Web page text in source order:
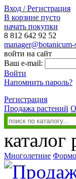
Вход / Регистрация
В корзине пусто
начать покупки
8 812 642 92 52
manager@botanicum-
войти на сайт
Ваш e-mail:
Войти
Напомнить пароль?
Регистрация
Продажа растений
каталог
Многолетние